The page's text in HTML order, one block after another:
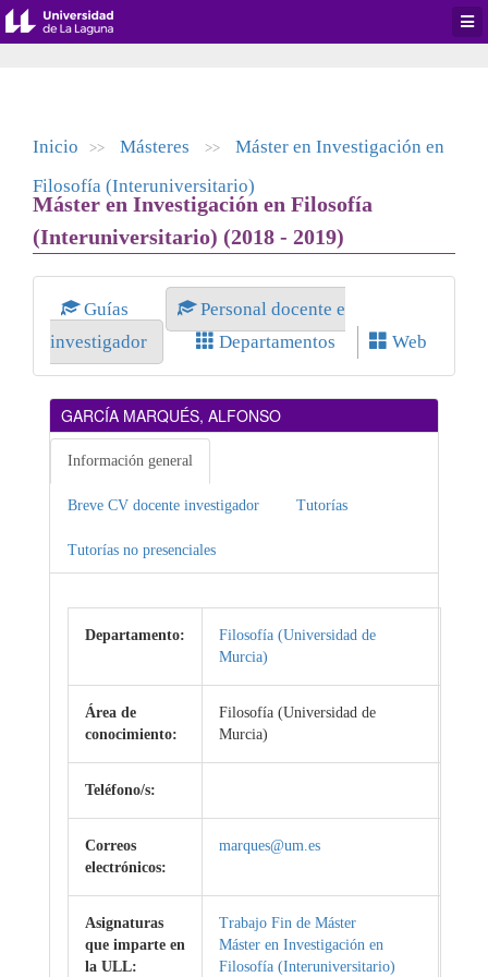
Inicio >> Másteres >>
Máster en Investigación en
Filosofía (Interuniversitario)
Máster en Investigación en Filosofía
(Interuniversitario) (2018 - 2019)
Guías
Personal docente e
investigador
Departamentos Web
GARCÍA MARQUÉS, ALFONSO
Información general
Breve CV docente investigador Tutorías
Tutorías no presenciales
Departamento:
Filosofía (Universidad de
Murcia)
Área de
conocimiento:
Filosofía (Universidad de
Murcia)
Teléfono/s:
Correos
electrónicos:
marques@um.es
Asignaturas
que imparte en
la ULL:
Trabajo Fin de Máster
Máster en Investigación en
Filosofía (Interuniversitario)